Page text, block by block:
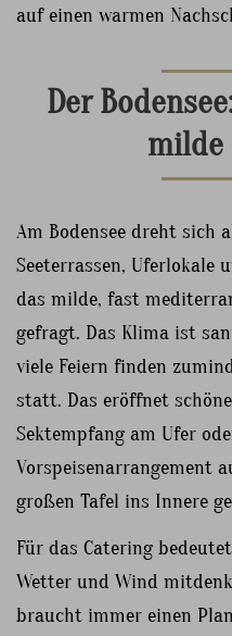
auf einen warmen
Der
milde
Am Bodensee dreht sich
Seeterrassen, Uferlokale
das milde, fast
gefragt. Das Klima ist
viele Feiern finden
statt. Das eröffnet
Sektempfang am Ufer
Vorspeisenarrangement
großen Tafel ins Innere
Für das Catering
Wetter und Wind
braucht immer einen